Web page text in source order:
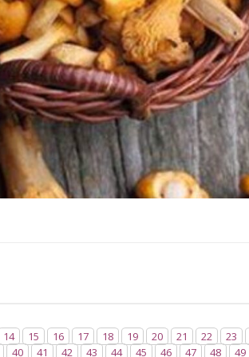
14 15 16 17 18 19 20 21 22
23
40 41 42 43 44 45 46 47 48 49